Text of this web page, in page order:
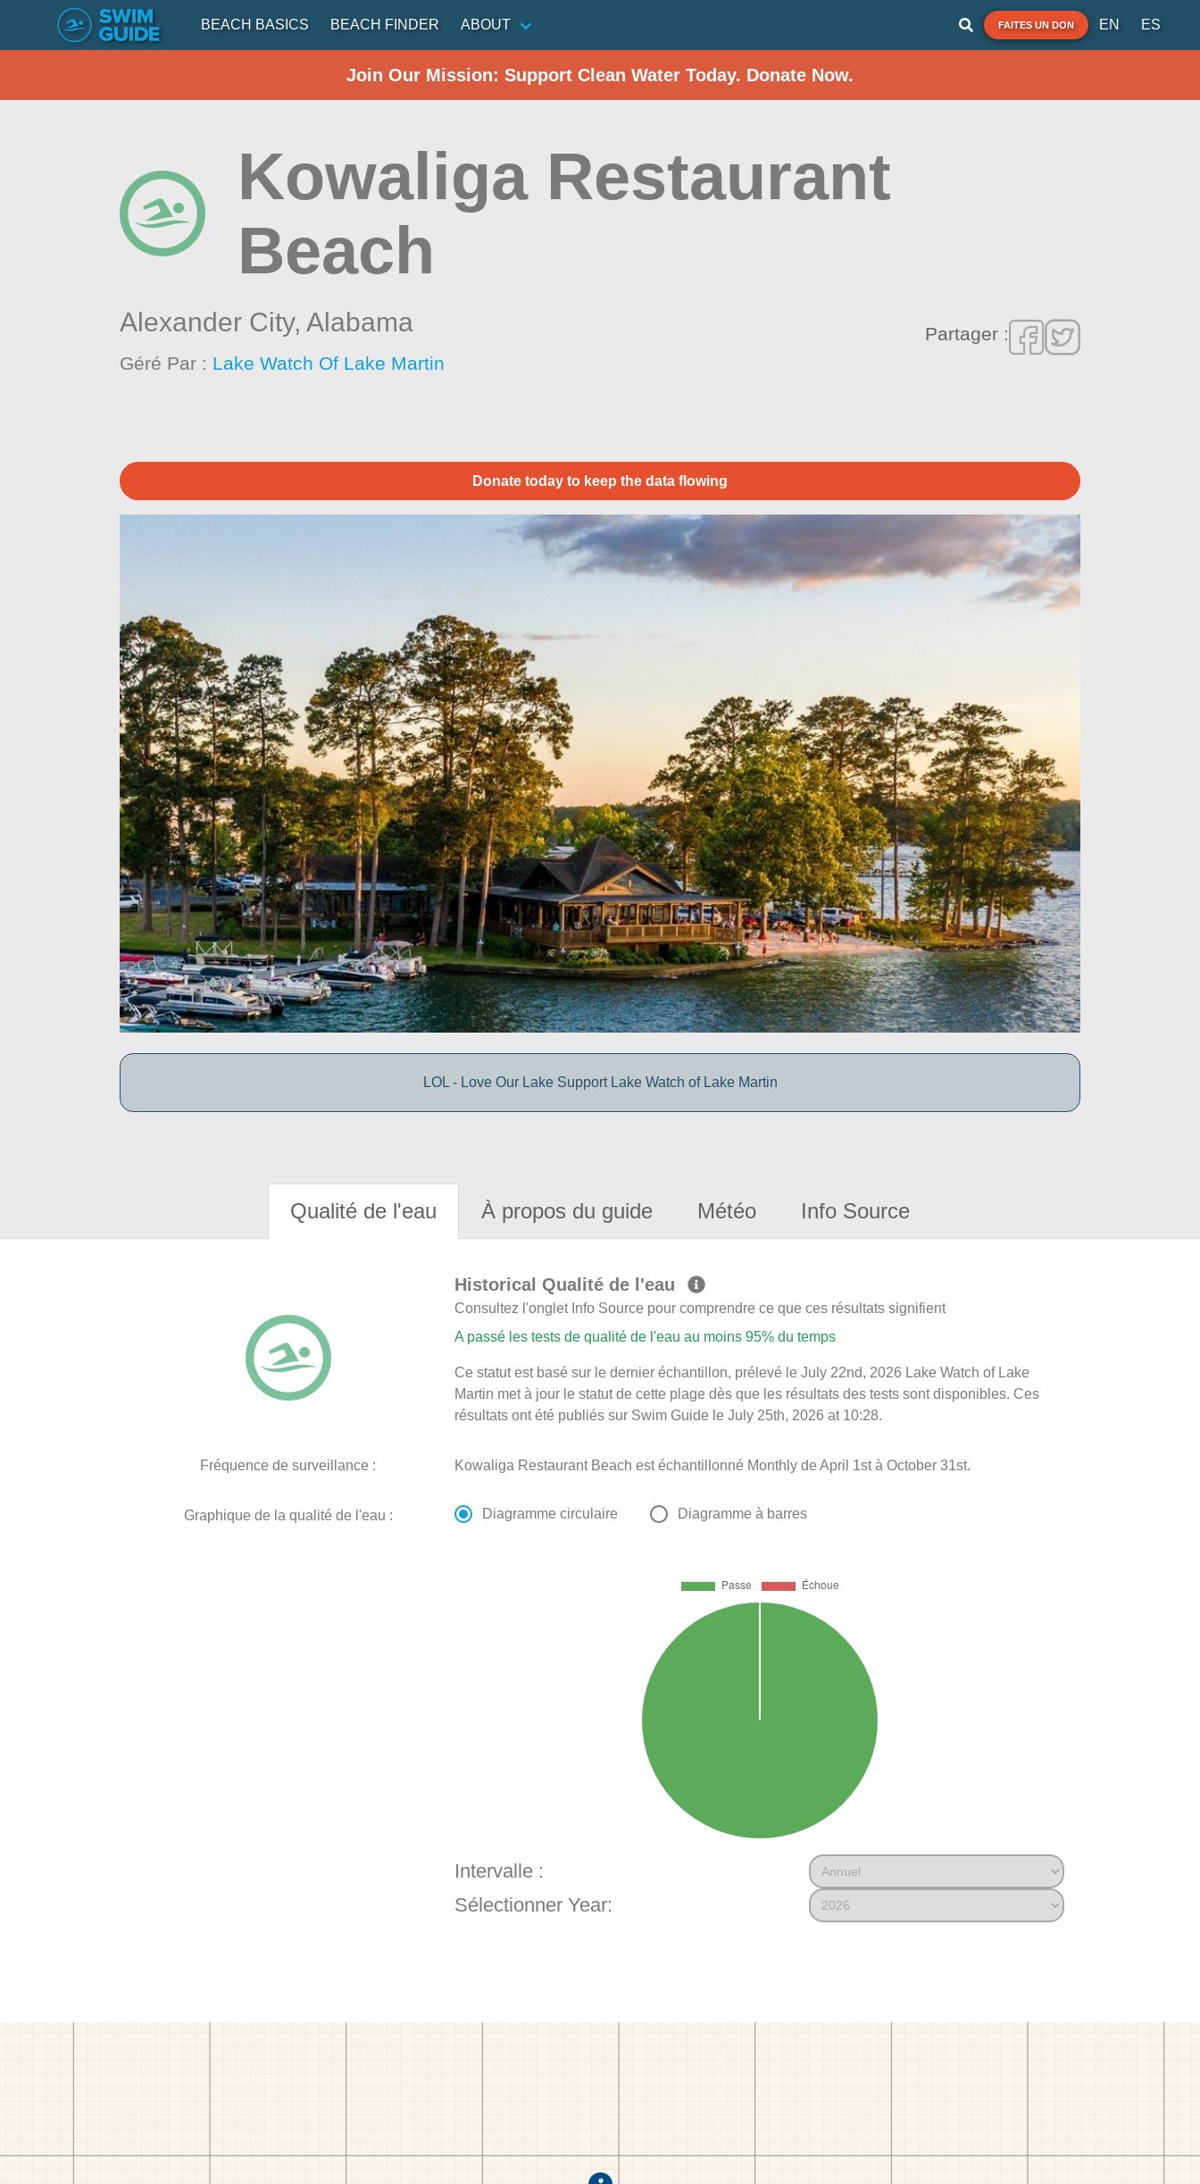
BEACH BASICS BEACH FINDER ABOUT FAITES UN DON EN ES
Join Our Mission: Support Clean Water Today. Donate Now.
Kowaliga Restaurant
Beach
Alexander City,Alabama
Géré Par : Lake Watch Of Lake Martin
Partager :
Donate today to keep the data flowing
LOL - Love Our Lake Support Lake Watch of Lake Martin
Qualité de l'eau À propos du guide Météo Info Source
Historical Qualité de l'eau
Consultez l'onglet Info Source pour comprendre ce que ces résultats signifient
A passé les tests de qualité de l'eau au moins 95% du temps
Ce statut est basé sur le dernier échantillon, prélevé le July 22nd, 2026 Lake Watch of Lake
Martin met à jour le statut de cette plage dès que les résultats des tests sont disponibles. Ces
résultats ont été publiés sur Swim Guide le July 25th, 2026 at 10:28.
Fréquence de surveillance : Kowaliga Restaurant Beach est échantillonné Monthly de April 1st à October 31st.
Graphique de la qualité de l'eau : Diagramme circulaire Diagramme à barres
Intervalle :
Sélectionner Year: